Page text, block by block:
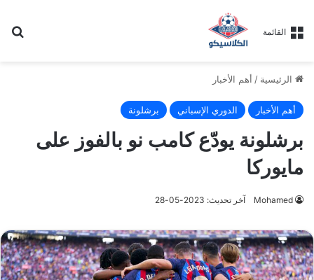
القائمة
الرئيسية / أهم الأخبار
أهم الأخبار الدوري الإسباني برشلونة
برشلونة يودّع كامب نو بالفوز على
مايوركا
Mohamed آخر تحديث: 2023-05-28